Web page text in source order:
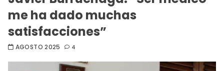
me ha dado muchas
satisfacciones”
AGOSTO 2025 4